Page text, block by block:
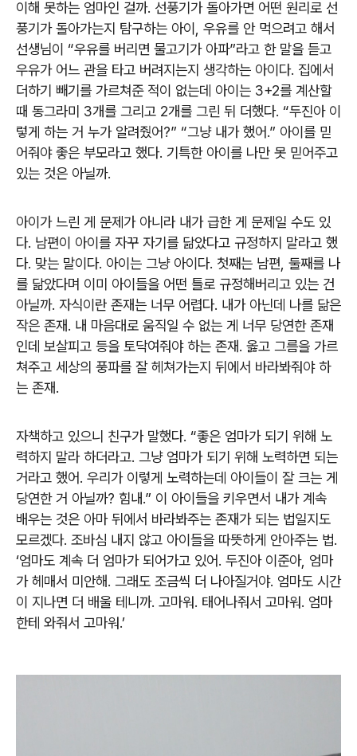
이해 못하는 엄마인 걸까. 선풍기가 돌아가면 어떤 원리로 선
풍기가 돌아가는지 탐구하는 아이, 우유를 안 먹으려고 해서
선생님이 “우유를 버리면 물고기가 아파”라고 한 말을 듣고
우유가 어느 관을 타고 버려지는지 생각하는 아이다. 집에서
더하기 빼기를 가르쳐준 적이 없는데 아이는 3+2를 계산할
때 동그라미 3개를 그리고 2개를 그린 뒤 더했다. “두진아 이
렇게 하는 거 누가 알려줬어?” “그냥 내가 했어.” 아이를 믿
어줘야 좋은 부모라고 했다. 기특한 아이를 나만 못 믿어주고
있는 것은 아닐까.
아이가 느린 게 문제가 아니라 내가 급한 게 문제일 수도 있
다. 남편이 아이를 자꾸 자기를 닮았다고 규정하지 말라고 했
다. 맞는 말이다. 아이는 그냥 아이다. 첫째는 남편, 둘째를 나
를 닮았다며 이미 아이들을 어떤 틀로 규정해버리고 있는 건
아닐까. 자식이란 존재는 너무 어렵다. 내가 아닌데 나를 닮은
작은 존재. 내 마음대로 움직일 수 없는 게 너무 당연한 존재
인데 보살피고 등을 토닥여줘야 하는 존재. 옳고 그름을 가르
쳐주고 세상의 풍파를 잘 헤쳐가는지 뒤에서 바라봐줘야 하
는 존재.
자책하고 있으니 친구가 말했다. “좋은 엄마가 되기 위해 노
력하지 말라 하더라고. 그냥 엄마가 되기 위해 노력하면 되는
거라고 했어. 우리가 이렇게 노력하는데 아이들이 잘 크는 게
당연한 거 아닐까? 힘내.” 이 아이들을 키우면서 내가 계속
배우는 것은 아마 뒤에서 바라봐주는 존재가 되는 법일지도
모르겠다. 조바심 내지 않고 아이들을 따뜻하게 안아주는 법.
‘엄마도 계속 더 엄마가 되어가고 있어. 두진아 이준아, 엄마
가 헤매서 미안해. 그래도 조금씩 더 나아질거야. 엄마도 시간
이 지나면 더 배울 테니까. 고마워. 태어나줘서 고마워. 엄마
한테 와줘서 고마워.’